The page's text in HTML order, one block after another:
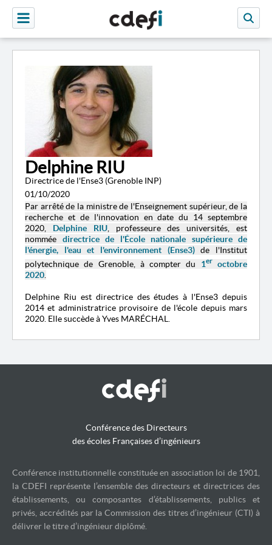
Delphine RIU
Directrice de l'Ense3 (Grenoble INP)
01/10/2020
Par arrêté de la ministre de l'Enseignement supérieur, de la
recherche et de l'innovation en date du 14 septembre
2020, Delphine RIU, professeure des universités, est
nommée directrice de l'École nationale supérieure de
l'énergie, l'eau et l'environnement (Ense3)de l'Institut
polytechnique de Grenoble, à compter du 1er
octobre
2020
Delphine Riu est directrice des études à l'Ense3 depuis
2014 et administratrice provisoire de l'école depuis mars
2020. Elle succède à Yves MARÉCHAL.
Conférence des Directeurs
des écoles Françaises d’ingénieurs
Conférence institutionnelle constituée en association loi de 1901,
la CDEFI représente l’ensemble des directeurs et directrices des
établissements, ou composantes d’établissements, publics et
privés, accrédités par la Commission des titres d’ingénieur (CTI) à
délivrer le titre d’ingénieur diplômé.